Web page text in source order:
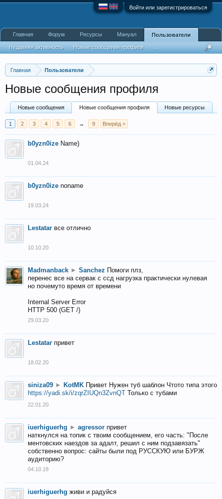
Войти или зарегистрироваться
Главная Пользователи
Новые сообщения профиля
Новые сообщения Новые сообщения профиля Новые ресурсы
1 2 3 4 5 6 → 9 Вперёд >
b0yzn0ize Name)
01.04.24
b0yzn0ize noname
19.03.24
Lestatar все отлично
10.10.20
Madmanback ► Sanchez Помоги плз,
перенес все на сервак с ссд нагрузка практически нулевая
но почемуто время от времени
Internal Server Error
HTTP 500 (GET /)
29.03.20
Lestatar привет
18.02.20
siniza09 ► KotMK Привет Нужен туб шаблон Чтото типа этого
https://yadi.sk/i/zqrZIUQn3ZvnQT Только с тубами
22.01.20
iuerhiguerhg ► agressor привет
наткнулся на топик с твоим сообщением, его часть: "После
ментовских наездов за адалт, решил с ним подзавязать"
собственно вопрос: сайты были под РУССКУЮ или БУРЖ
аудиторию?
04.10.18
iuerhiguerhg живи и радуйся
Главная Форум Ресурсы Мануал Пользователи
Недавняя активность Новые сообщения профиля